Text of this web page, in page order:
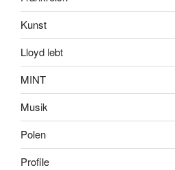
Kunst
Lloyd lebt
MINT
Musik
Polen
Profile